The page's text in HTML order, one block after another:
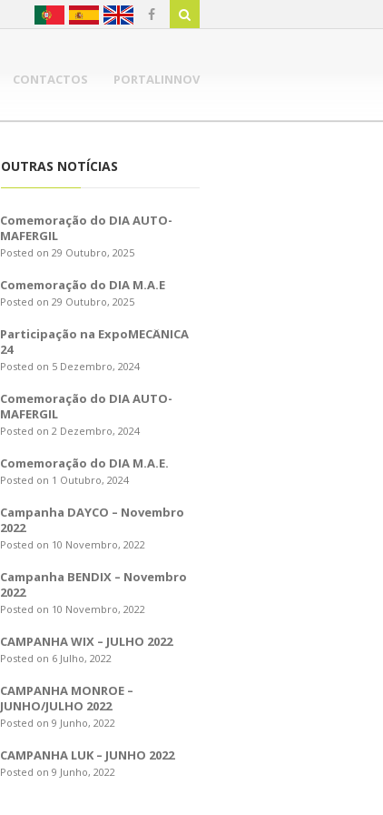
CONTACTOS PORTALINNOV
OUTRAS NOTÍCIAS
Comemoração do DIA AUTO-
MAFERGIL
Posted on 29 Outubro, 2025
Comemoração do DIA M.A.E
Posted on 29 Outubro, 2025
Participação na ExpoMECÂNICA
24
Posted on 5 Dezembro, 2024
Comemoração do DIA AUTO-
MAFERGIL
Posted on 2 Dezembro, 2024
Comemoração do DIA M.A.E.
Posted on 1 Outubro, 2024
Campanha DAYCO – Novembro
2022
Posted on 10 Novembro, 2022
Campanha BENDIX – Novembro
2022
Posted on 10 Novembro, 2022
CAMPANHA WIX – JULHO 2022
Posted on 6 Julho, 2022
CAMPANHA MONROE –
JUNHO/JULHO 2022
Posted on 9 Junho, 2022
CAMPANHA LUK – JUNHO 2022
Posted on 9 Junho, 2022